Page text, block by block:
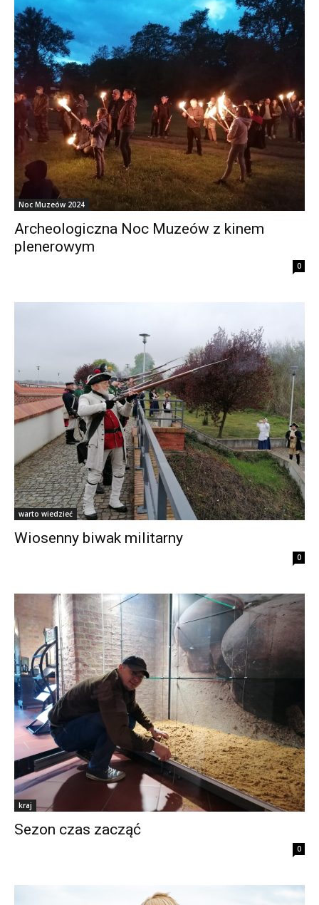
Noc Muzeów 2024
Archeologiczna Noc Muzeów z kinem
plenerowym
0
warto wiedzieć
Wiosenny biwak militarny
0
kraj
Sezon czas zacząć
0